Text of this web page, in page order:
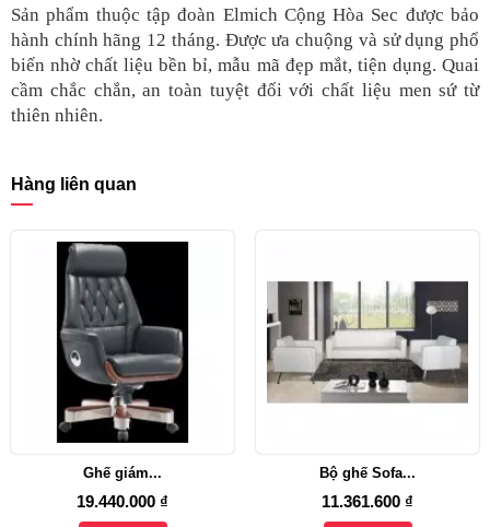
Sản phẩm thuộc tập đoàn Elmich Cộng Hòa Sec được bảo
hành chính hãng 12 tháng. Được ưa chuộng và sử dụng phổ
biến nhờ chất liệu bền bỉ, mẫu mã đẹp mắt, tiện dụng. Quai
cầm chắc chắn, an toàn tuyệt đối với chất liệu men sứ từ
thiên nhiên.
Hàng liên quan
Ghế giám...
19.440.000 ₫
Bộ ghế Sofa...
11.361.600 ₫